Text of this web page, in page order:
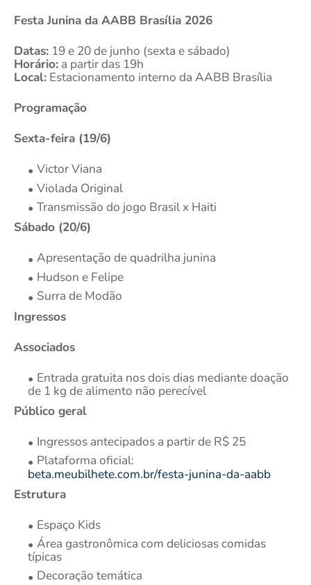
Festa Junina da AABB Brasília 2026
Datas: 19 e 20 de junho (sexta e sábado)
Horário: a partir das 19h
Local: Estacionamento interno da AABB Brasília
Programação
Sexta-feira (19/6)
Victor Viana
Violada Original
Transmissão do jogo Brasil x Haiti
Sábado (20/6)
Apresentação de quadrilha junina
Hudson e Felipe
Surra de Modão
Ingressos
Associados
Entrada gratuita nos dois dias mediante doação
de 1 kg de alimento não perecível
Público geral
Ingressos antecipados a partir de R$ 25
Plataforma oficial:
beta.meubilhete.com.br/festa-junina-da-aabb
Estrutura
Espaço Kids
Área gastronômica com deliciosas comidas
típicas
Decoração temática